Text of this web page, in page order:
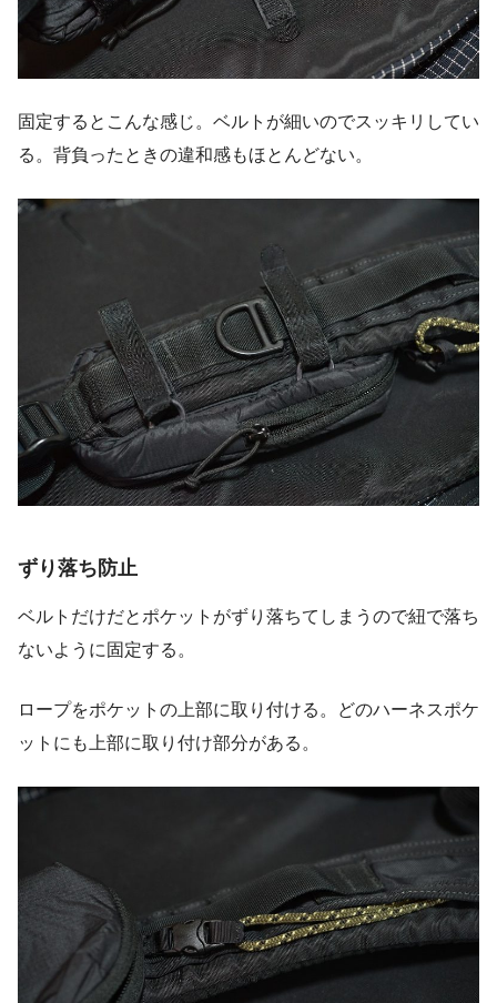
固定するとこんな感じ。ベルトが細いのでスッキリしてい
る。背負ったときの違和感もほとんどない。
ずり落ち防止
ベルトだけだとポケットがずり落ちてしまうので紐で落ち
ないように固定する。
ロープをポケットの上部に取り付ける。どのハーネスポケ
ットにも上部に取り付け部分がある。